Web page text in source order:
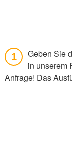
1
Geben Sie
in unserem
Anfrage! Das